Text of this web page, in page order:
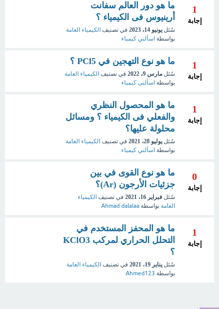
1
إجابة
ما هو دور العالم سفانت
أرينيوس فى الكيمياء ؟
سُئل يونيو 14، 2023 في تصنيف الكيمياء العامة
بواسطة اسألني كيمياء
1
إجابة
ما هو نوع التهجين في PCl5 ؟
سُئل مارس 9، 2022 في تصنيف الكيمياء العامة
بواسطة اسألنى كيمياء
1
إجابة
ما هو المحصول النظري
والفعلي فى الكيمياء ؟ ومسائل
محلولة عليها؟
سُئل يوليو 28، 2021 في تصنيف الكيمياء العامة
بواسطة اسألني كيمياء
0
إجابة
ما هو نوع القوى في بين
جزئيات الأرجون (Ar)؟
سُئل فبراير 16، 2021 في تصنيف الكيمياء
العامة بواسطة Ahmad dalalaa
1
إجابة
ما هو المحفز المستخدم في
التحلل الحراري لمركب KClO3
؟
سُئل يناير 19، 2021 في تصنيف الكيمياء العامة
بواسطة Ahmed123